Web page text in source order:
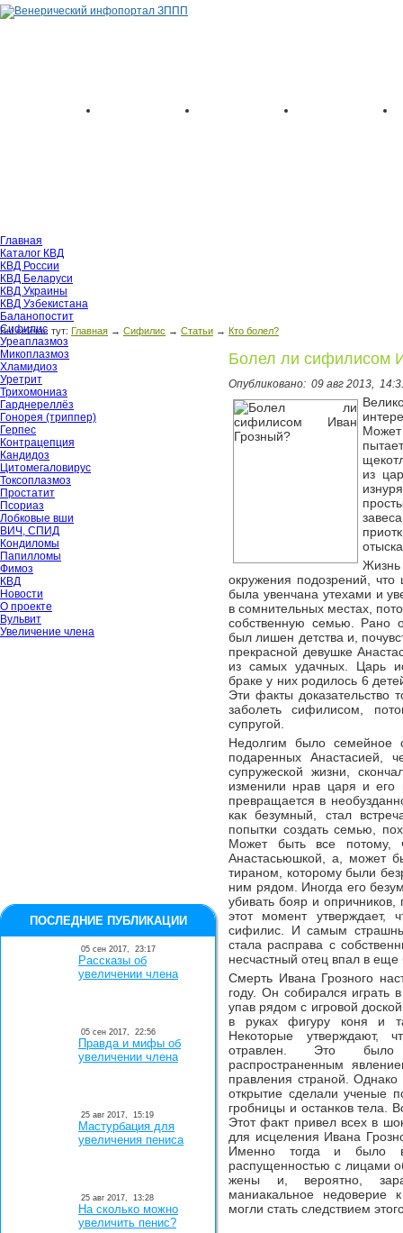
Главная
Каталог КВД
КВД России
КВД Беларуси
КВД Украины
КВД Узбекистана
Баланопостит
Сифилис
Уреаплазмоз
Микоплазмоз
Хламидиоз
Уретрит
Трихомониаз
Гарднереллёз
Гонорея (триппер)
Герпес
Контрацепция
Кандидоз
Цитомегаловирус
Токсоплазмоз
Простатит
Псориаз
Лобковые вши
ВИЧ, СПИД
Кондиломы
Папилломы
Фимоз
КВД
Новости
О проекте
Вульвит
Увеличение члена
Вы сейчас тут: Главная → Сифилис → Статьи → Кто болел?
Болел ли сифилисом
Опубликовано: 09 авг 2013,
Может
из
Жизнь
окружения подозрений,
была увенчана утехами и
в сомнительных местах,
собственную семью. Рано
был лишен детства и,
прекрасной девушке
из самых удачных. Царь
браке у них родилось 6
Эти факты доказательство
заболеть сифилисом,
супругой.
Недолгим было семейное
подаренных Анастасией,
супружеской жизни,
изменили нрав царя и его
превращается в
как безумный, стал
попытки создать семью,
Может быть все потому,
Анастасьюшкой, а, может
тираном, которому были
ним рядом. Иногда его
убивать бояр и
этот момент утверждает,
сифилис. И самым
стала расправа с
несчастный отец впал в
Смерть Ивана Грозного
году. Он собирался играть
упав рядом с игровой
в руках фигуру коня и
Некоторые утверждают,
отравлен. Это было
распространенным
правления страной. Однако
открытие сделали ученые
гробницы и останков тела.
Этот факт привел всех в
для исцеления Ивана
Именно тогда и было
распущенностью с лицами
жены и, вероятно,
маниакальное недоверие
могли стать следствием
ПОСЛЕДНИЕ ПУБЛИКАЦИИ
05 сен 2017, 23:17
Рассказы об
увеличении члена
05 сен 2017, 22:56
Правда и мифы об
увеличении члена
25 авг 2017, 15:19
Мастурбация для
увеличения пениса
25 авг 2017, 13:28
На сколько можно
увеличить пенис?